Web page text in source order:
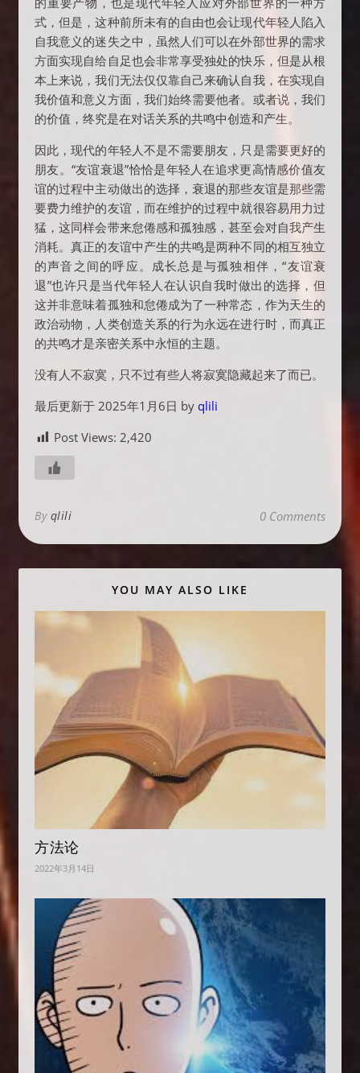
式，但是，这种前所未有的自由也会让现代年轻人陷入
自我意义的迷失之中，虽然人们可以在外部世界的需求
方面实现自给自足也会非常享受独处的快乐，但是从根
本上来说，我们无法仅仅靠自己来确认自我，在实现自
我价值和意义方面，我们始终需要他者。或者说，我们
的价值，终究是在对话关系的共鸣中创造和产生。
因此，现代的年轻人不是不需要朋友，只是需要更好的
朋友。“友谊衰退”恰恰是年轻人在追求更高情感价值友
谊的过程中主动做出的选择，衰退的那些友谊是那些需
要费力维护的友谊，而在维护的过程中就很容易用力过
猛，这同样会带来怠倦感和孤独感，甚至会对自我产生
消耗。真正的友谊中产生的共鸣是两种不同的相互独立
的声音之间的呼应。成长总是与孤独相伴，“友谊衰
退”也许只是当代年轻人在认识自我时做出的选择，但
这并非意味着孤独和怠倦成为了一种常态，作为天生的
政治动物，人类创造关系的行为永远在进行时，而真正
的共鸣才是亲密关系中永恒的主题。
没有人不寂寞，只不过有些人将寂寞隐藏起来了而已。
最后更新于 2025年1月6日 by qlili
Post Views: 2,420
By qlili 0 Comments
YOU MAY ALSO LIKE
方法论
2022年3月14日